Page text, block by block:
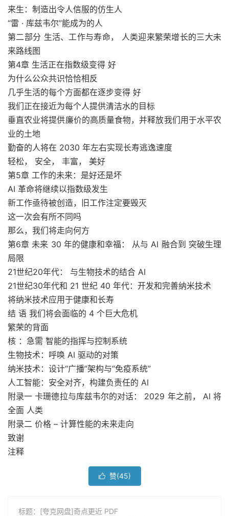
来生：制造出令人信服的仿生人
“雷 · 库兹韦尔”能成为的人
第二部分 生活、工作与寿命， 人类迎来繁荣增长的三大未
来路线图
第4章 生活正在指数级变得 好
为什么公众共识恰恰相反
几乎生活的每个方面都在逐步变得 好
我们正在接近为每个人提供清洁水的目标
垂直农业将提供廉价的高质量食物，并释放我们用于水平农
业的土地
勤奋的人将在 2030 年左右实现长寿逃逸速度
轻松， 安全， 丰富， 美好
第5章 工作的未来：是好还是坏
AI 革命将继续以指数级发生
新工作亟待被创造，旧工作注定要毁灭
这一次会有所不同吗
那么，我们将走向何方
第6章 未来 30 年的健康和幸福： 从与 AI 融合到 突破生理
局限
21世纪20年代： 与生物技术的结合 AI
21世纪30年代和 21 世纪 40 年代：开发和完善纳米技术
将纳米技术应用于健康和长寿
结 语 我们将会面临的 4 个巨大危机
繁荣的背面
核 ：急需 智能的指挥与控制系统
生物技术：呼唤 AI 驱动的对策
纳米技术：设计“广播”架构与“免疫系统”
人工智能：安全对齐，构建负责任的 AI
附录一 卡珊德拉与库兹韦尔的对话： 2029 年之前， AI 将
全面 人类
附录二 价格 – 计算性能的未来走向
致谢
注释
 赞(45)
标题：[夸克网盘]奇点更近 PDF